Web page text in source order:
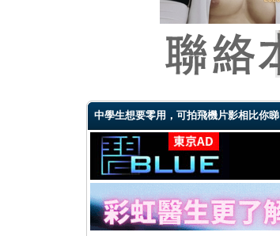
中學生想要零用，可拍飛機片影相比你睇